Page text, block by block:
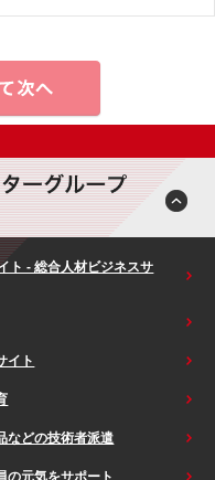
ト - 総合人材ビジネスサ
イト
などの技術者派遣
の元気をサポート